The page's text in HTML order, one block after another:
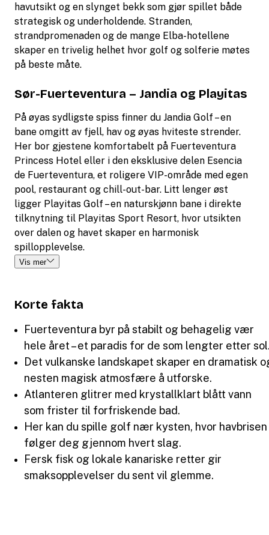
havutsikt og en slynget bekk som gjør spillet både
strategisk og underholdende. Stranden,
strandpromenaden og de mange Elba-hotellene
skaper en trivelig helhet hvor golf og solferie møtes
på beste måte.
Sør-Fuerteventura – Jandia og Playitas
På øyas sydligste spiss finner du Jandia Golf – en
bane omgitt av fjell, hav og øyas hviteste strender.
Her bor gjestene komfortabelt på Fuerteventura
Princess Hotel eller i den eksklusive delen Esencia
de Fuerteventura, et roligere VIP-område med egen
pool, restaurant og chill-out-bar. Litt lenger øst
ligger Playitas Golf – en naturskjønn bane i direkte
tilknytning til Playitas Sport Resort, hvor utsikten
over dalen og havet skaper en harmonisk
spillopplevelse.
Vis mer
Korte fakta
Fuerteventura byr på stabilt og behagelig vær
hele året – et paradis for de som lengter etter
Det vulkanske landskapet skaper en dramatisk
nesten magisk atmosfære å utforske.
Atlanteren glitrer med krystallklart blått vann
som frister til forfriskende bad.
Her kan du spille golf nær kysten, hvor havbrisen
følger deg gjennom hvert slag.
Fersk fisk og lokale kanariske retter gir
smaksopplevelser du sent vil glemme.